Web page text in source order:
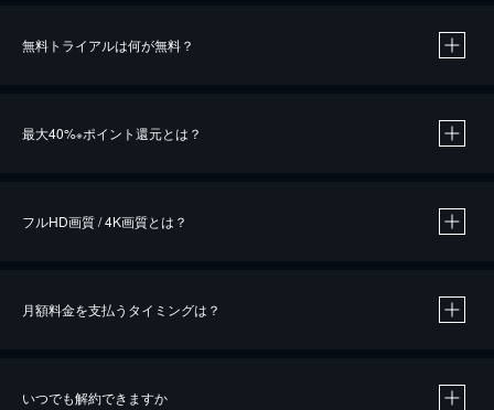
無料トライアルは何が無料？
最大40%※ポイント還元とは？
※40％ポイント還元の対象は、クレジットカード決済による作品の購入 / レンタルです。
iOSアプリのUコイン決済による作品の購入 / レンタルは、20％のポイント還元です。
フルHD画質 / 4K画質とは？
月額料金を支払うタイミングは？
いつでも解約できますか